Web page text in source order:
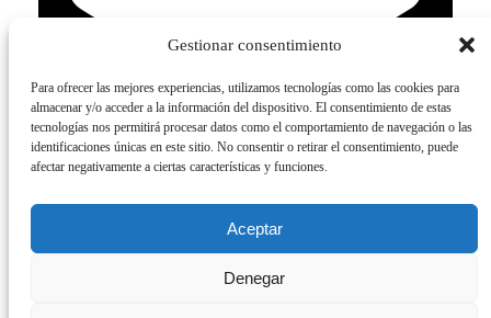
Gestionar consentimiento
Para ofrecer las mejores experiencias, utilizamos tecnologías como las cookies para
almacenar y/o acceder a la información del dispositivo. El consentimiento de estas
tecnologías nos permitirá procesar datos como el comportamiento de navegación o las
identificaciones únicas en este sitio. No consentir o retirar el consentimiento, puede
afectar negativamente a ciertas características y funciones.
Aceptar
Denegar